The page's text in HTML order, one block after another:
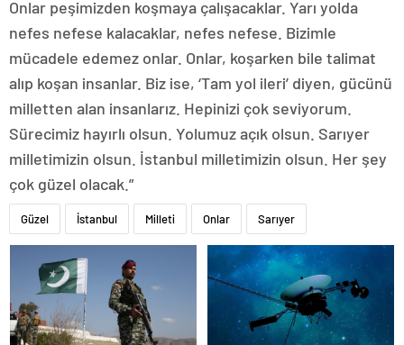
Onlar peşimizden koşmaya çalışacaklar. Yarı yolda
nefes nefese kalacaklar, nefes nefese. Bizimle
mücadele edemez onlar. Onlar, koşarken bile talimat
alıp koşan insanlar. Biz ise, ‘Tam yol ileri’ diyen, gücünü
milletten alan insanlarız. Hepinizi çok seviyorum.
Sürecimiz hayırlı olsun. Yolumuz açık olsun. Sarıyer
milletimizin olsun. İstanbul milletimizin olsun. Her şey
çok güzel olacak.”
Güzel İstanbul Milleti Onlar Sarıyer